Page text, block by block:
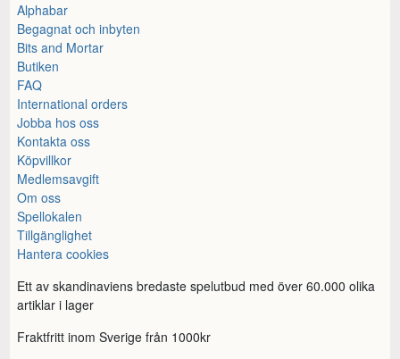
Alphabar
Begagnat och inbyten
Bits and Mortar
Butiken
FAQ
International orders
Jobba hos oss
Kontakta oss
Köpvillkor
Medlemsavgift
Om oss
Spellokalen
Tillgänglighet
Hantera cookies
Ett av skandinaviens bredaste spelutbud med över 60.000 olika
artiklar i lager
Fraktfritt inom Sverige från 1000kr